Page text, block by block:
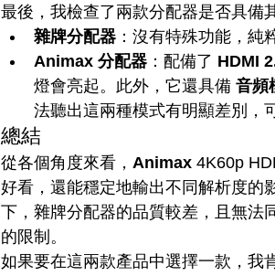
最後，我檢查了兩款分配器是否具備
雜牌分配器 ：沒有特殊功能，純
Animax 分配器 ：配備了 HDMI
燈會亮起。此外，它還具備 音頻
法聽出這兩種模式有明顯差別，
總結
從各個角度來看， Animax 4K60p
好看，還能穩定地輸出不同解析度的
下，雜牌分配器的品質較差，且無法
的限制。
如果要在這兩款產品中選擇一款，我